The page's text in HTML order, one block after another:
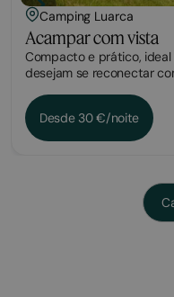
Camping Luarca
Acampar com vista
Compacto e prático,
desejam se reconectar
Desde 30 €/noite